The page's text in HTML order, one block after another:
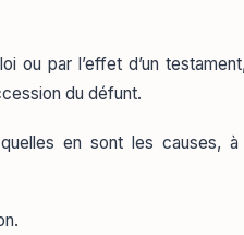
ou par l’effet d’un
du défunt.
en sont les causes, à